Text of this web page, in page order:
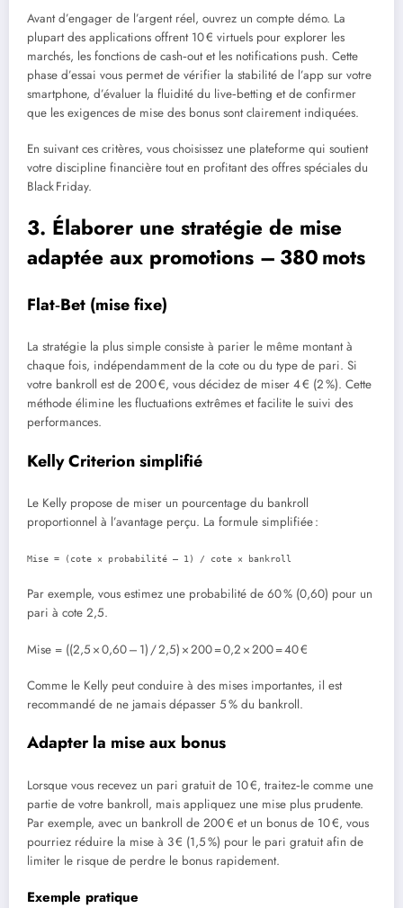
Avant d’engager de l’argent réel, ouvrez un compte démo. La
plupart des applications offrent 10 € virtuels pour explorer les
marchés, les fonctions de cash‑out et les notifications push. Cette
phase d’essai vous permet de vérifier la stabilité de l’app sur votre
smartphone, d’évaluer la fluidité du live‑betting et de confirmer
que les exigences de mise des bonus sont clairement indiquées.
En suivant ces critères, vous choisissez une plateforme qui soutient
votre discipline financière tout en profitant des offres spéciales du
Black Friday.
3. Élaborer une stratégie de mise
adaptée aux promotions – 380 mots
Flat‑Bet (mise fixe)
La stratégie la plus simple consiste à parier le même montant à
chaque fois, indépendamment de la cote ou du type de pari. Si
votre bankroll est de 200 €, vous décidez de miser 4 € (2 %). Cette
méthode élimine les fluctuations extrêmes et facilite le suivi des
performances.
Kelly Criterion simplifié
Le Kelly propose de miser un pourcentage du bankroll
proportionnel à l’avantage perçu. La formule simplifiée :
Mise = (cote × probabilité – 1) / cote × bankroll
Par exemple, vous estimez une probabilité de 60 % (0,60) pour un
pari à cote 2,5.
Mise = ((2,5 × 0,60 – 1) / 2,5) × 200 = 0,2 × 200 = 40 €
Comme le Kelly peut conduire à des mises importantes, il est
recommandé de ne jamais dépasser 5 % du bankroll.
Adapter la mise aux bonus
Lorsque vous recevez un pari gratuit de 10 €, traitez‑le comme une
partie de votre bankroll, mais appliquez une mise plus prudente.
Par exemple, avec un bankroll de 200 € et un bonus de 10 €, vous
pourriez réduire la mise à 3 € (1,5 %) pour le pari gratuit afin de
limiter le risque de perdre le bonus rapidement.
Exemple pratique